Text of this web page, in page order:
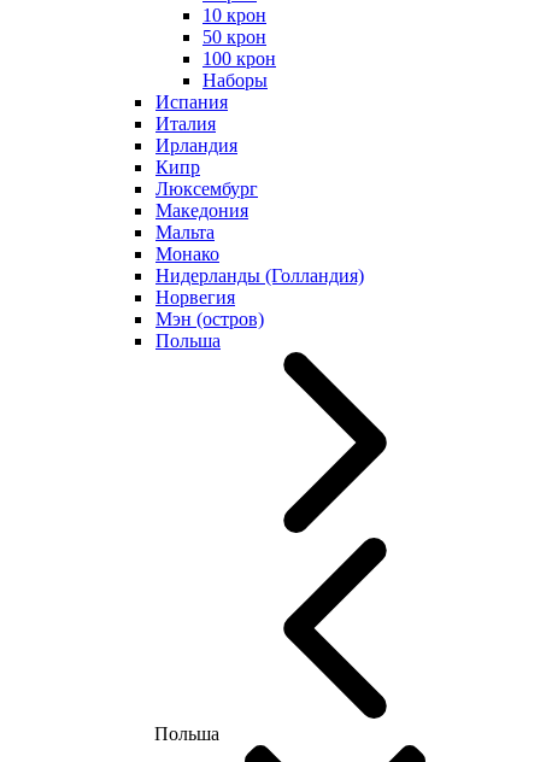
10 крон
50 крон
100 крон
Наборы
Испания
Италия
Ирландия
Кипр
Люксембург
Македония
Мальта
Монако
Нидерланды (Голландия)
Норвегия
Мэн (остров)
Польша
Польша